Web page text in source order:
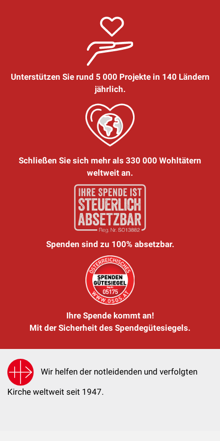
Unterstützen Sie rund 5 000 Projekte in 140 Ländern
jährlich.
Schließen Sie sich mehr als 330 000 Wohltätern
weltweit an.
Spenden sind zu 100% absetzbar.
Ihre Spende kommt an!
Mit der Sicherheit des Spendegütesiegels.
Wir helfen der notleidenden und verfolgten
Kirche weltweit seit 1947.